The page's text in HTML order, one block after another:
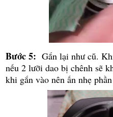
Bước 5: Gắn lại như cũ.
nếu 2 lưỡi dao bị chênh sẽ
khi gắn vào nên ấn nhẹ